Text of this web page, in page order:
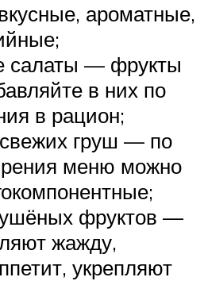
ароматные,
салаты — фрукты
в них по
в рацион;
груш — по
меню можно
фруктов —
жажду,
укрепляют